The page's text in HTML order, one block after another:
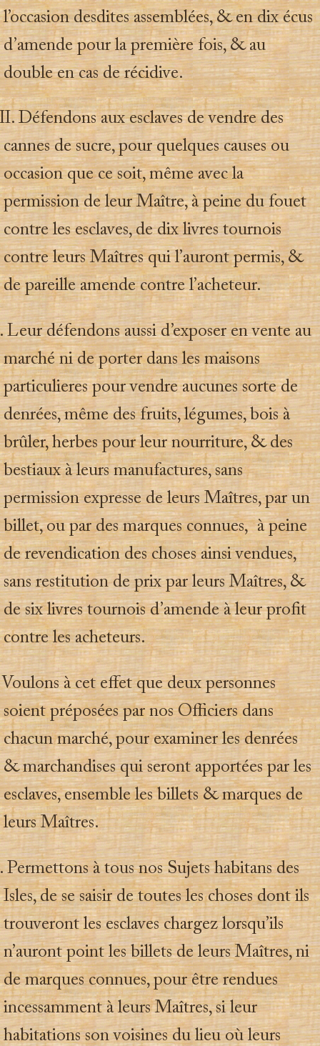
l’occasion desdites assemblées, & en dix écus
d’amende pour la première fois, & au
double en cas de récidive.
Défendons aux esclaves de vendre des
cannes de sucre, pour quelques causes ou
occasion que ce soit, même avec la
permission de leur Maître, à peine du fouet
contre les esclaves, de dix livres tournois
contre leurs Maîtres qui l’auront permis, &
de pareille amende contre l’acheteur.
défendons aussi d’exposer en vente au
marché ni de porter dans les maisons
particulieres pour vendre aucunes sorte de
denrées, même des fruits, légumes, bois à
brûler, herbes pour leur nourriture, & des
bestiaux à leurs manufactures, sans
permission expresse de leurs Maîtres, par un
billet, ou par des marques connues, à peine
de revendication des choses ainsi vendues,
sans restitution de prix par leurs Maîtres, &
de six livres tournois d’amende à leur profit
contre les acheteurs.
à cet effet que deux personnes
soient préposées par nos Officiers dans
chacun marché, pour examiner les denrées
& marchandises qui seront apportées par les
esclaves, ensemble les billets & marques de
leurs Maîtres.
à tous nos Sujets habitans des
Isles, de se saisir de toutes les choses dont ils
trouveront les esclaves chargez lorsqu’ils
n’auront point les billets de leurs Maîtres, ni
de marques connues, pour être rendues
incessamment à leurs Maîtres, si leur
habitations son voisines du lieu où leurs